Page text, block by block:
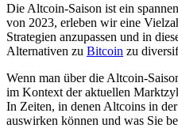
Die Altcoin-Saison ist ein
von 2023, erleben wir eine
Strategien anzupassen und in
Alternativen zu Bitcoin zu
Wenn man über die Altcoin-
im Kontext der aktuellen
In Zeiten, in denen Altcoins in
auswirken können und was Sie